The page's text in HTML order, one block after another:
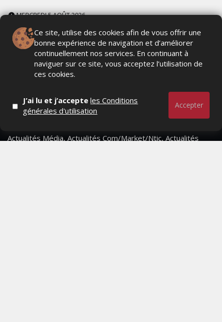
MERCREDI 5 AOÛT 2026
Ce site, utilise des cookies afin de vous offrir une
bonne expérience de navigation et d’améliorer
continuellement nos services. En continuant à
naviguer sur ce site, vous acceptez l’utilisation de
ces cookies.
J’ai lu et j’accepteles Conditions
générales d'utilisation
Accepter
Actualités Média, Actualités Com/Market/Ntic, Actualités